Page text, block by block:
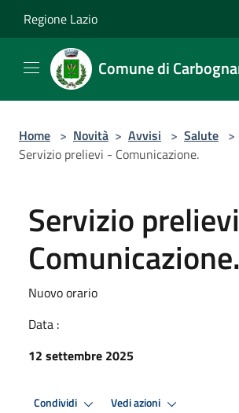
Regione Lazio
Comune di
Home > Novità > Avvisi > Salute >
Servizio prelievi - Comunicazione.
Servizio
Comunicazione.
Nuovo orario
Data :
12 settembre 2025
Condividi Vedi azioni